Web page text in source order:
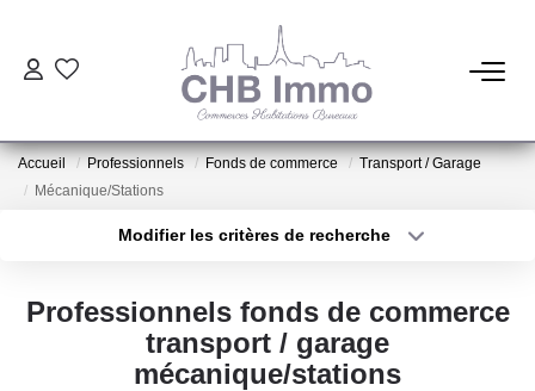
ESTIMATION
LOCATIONS
Accueil Professionnels Fonds de commerce
Transport / Garage
Mécanique/Stations
Modifier les critères de recherche
Sélectionnez...
Type de bien
Surface min
Professionnels fonds de commerce
transport / garage
mécanique/stations